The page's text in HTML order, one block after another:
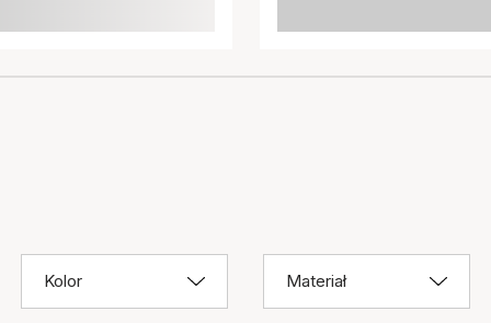
Kolor Materiał